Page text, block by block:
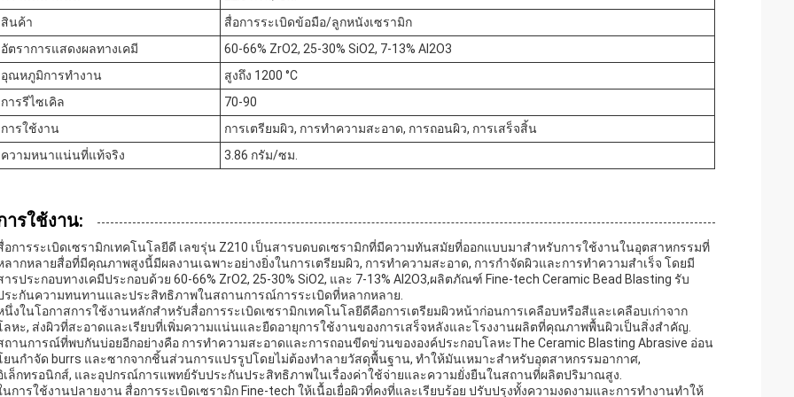
สินค้า
สื่อการระเบิดข้อมือ/ลูกหนังเซรามิก
อัตราการแสดงผลทางเคมี
60-66% ZrO2, 25-30% SiO2, 7-13% Al2O3
อุณหภูมิการทํางาน
สูงถึง 1200 °C
การรีไซเคิล
70-90
การใช้งาน
การเตรียมผิว, การทําความสะอาด, การถอนผิว, การเสร็จสิ้น
ความหนาแน่นที่แท้จริง
3.86 กรัม/ซม.
ารใช้งาน:
อการระเบิดเซรามิกเทคโนโลยีดี เลขรุ่น Z210 เป็นสารบดบดเซรามิกที่มีความทันสมัยที่ออกแบบมาสําหรับการใช้งานในอุตสาหกรรมที่
ลากหลายสื่อที่มีคุณภาพสูงนี้มีผลงานเฉพาะอย่างยิ่งในการเตรียมผิว, การทําความสะอาด, การกําจัดผิวและการทําความสําเร็จ โดยมี
ารประกอบทางเคมีประกอบด้วย 60-66% ZrO2, 25-30% SiO2, และ 7-13% Al2O3,ผลิตภัณฑ์ Fine-tech Ceramic Bead Blasting รับ
ระกันความทนทานและประสิทธิภาพในสถานการณ์การระเบิดที่หลากหลาย.
นึ่งในโอกาสการใช้งานหลักสําหรับสื่อการระเบิดเซรามิกเทคโนโลยีดีคือการเตรียมผิวหน้าก่อนการเคลือบหรือสีและเคลือบเก่าจาก
ลหะ, ส่งผิวที่สะอาดและเรียบที่เพิ่มความแน่นและยืดอายุการใช้งานของการเสร็จหลังและโรงงานผลิตที่คุณภาพพื้นผิวเป็นสิ่งสําคัญ.
ถานการณ์ที่พบกันบ่อยอีกอย่างคือ การทําความสะอาดและการถอนขีดข่วนขององค์ประกอบโลหะThe Ceramic Blasting Abrasive อ่อน
ยนกําจัด burrs และซากจากชิ้นส่วนการแปรรูปโดยไม่ต้องทําลายวัสดุพื้นฐาน, ทําให้มันเหมาะสําหรับอุตสาหกรรมอากาศ,
เล็กทรอนิกส์, และอุปกรณ์การแพทย์รับประกันประสิทธิภาพในเรื่องค่าใช้จ่ายและความยั่งยืนในสถานที่ผลิตปริมาณสูง.
นการใช้งานปลายงาน สื่อการระเบิดเซรามิก Fine-tech ให้เนื้อเยื่อผิวที่คงที่และเรียบร้อย ปรับปรุงทั้งความงดงามและการทํางานทําให้